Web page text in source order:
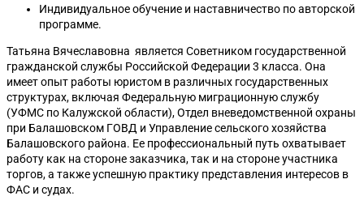
Индивидуальное обучение и наставничество по авторской
программе.
Татьяна Вячеславовна является Советником государственной
гражданской службы Российской Федерации 3 класса. Она
имеет опыт работы юристом в различных государственных
структурах, включая Федеральную миграционную службу
(УФМС по Калужской области), Отдел вневедомственной охраны
при Балашовском ГОВД и Управление сельского хозяйства
Балашовского района. Ее профессиональный путь охватывает
работу как на стороне заказчика, так и на стороне участника
торгов, а также успешную практику представления интересов в
ФАС и судах.